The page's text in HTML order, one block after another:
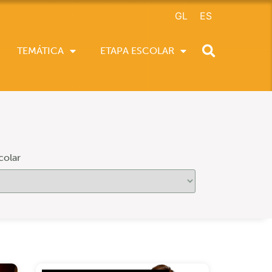
GL ES
TEMÁTICA ETAPA ESCOLAR